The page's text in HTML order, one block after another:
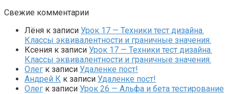
Свежие комментарии
Лёня к записи Урок 17 — Техники тест дизайна.
Классы эквивалентности и граничные значения.
Ксения к записи Урок 17 — Техники тест дизайна.
Классы эквивалентности и граничные значения.
Олег к записи Удаленке пост!
Андрей К к записи Удаленке пост!
Олег к записи Урок 26 — Альфа и бета тестирование